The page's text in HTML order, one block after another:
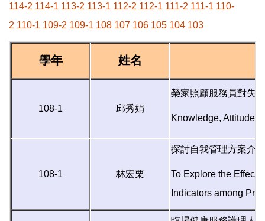
114-2 114-1 113-2 113-1 112-2 112-1 111-2 111-1 110-
2 110-1 109-2 109-1 108 107 106 105 104 103
學年 姓名
108-1 邱秀娟
榮家照顧服務員對失
Knowledge, Attitude,
108-1 林宏栗
探討自我管理方案介
To Explore the
Indicators among